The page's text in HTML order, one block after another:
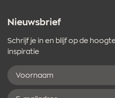
Nieuwsbrief
Schrijf je in en blijf op de
inspiratie
Voornaam
E-